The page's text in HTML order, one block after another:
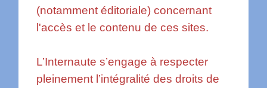
(notamment éditoriale) concernant
l'accès et le contenu de ces sites.
L’Internaute s’engage à respecter
pleinement l’intégralité des droits de